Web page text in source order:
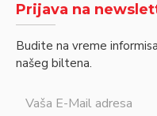
Prijava na
Budite na vreme
našeg biltena.